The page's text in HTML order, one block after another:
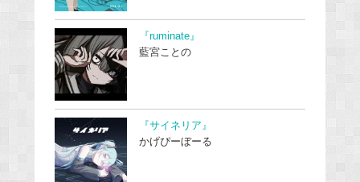
『ruminate』
藍宮ことの
『サイネリア』
かげぴーぼーる